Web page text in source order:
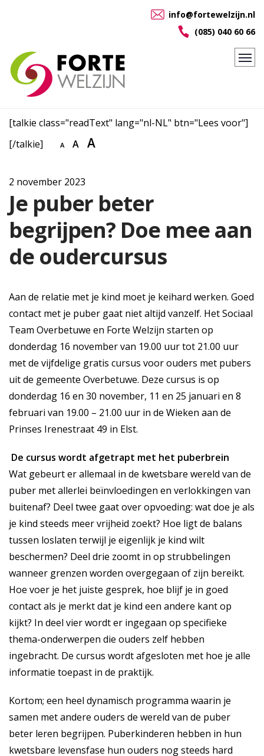
info@fortewelzijn.nl
(085) 040 60 66
[talkie class="readText" lang="nl-NL" btn="Lees voor"]
[/talkie]
A A A
2 november 2023
Je puber beter
begrijpen? Doe mee aan
de oudercursus
Aan de relatie met je kind moet je keihard werken. Goed
contact met je puber gaat niet altijd vanzelf. Het Sociaal
Team Overbetuwe en Forte Welzijn starten op
donderdag 16 november van 19.00 uur tot 21.00 uur
met de vijfdelige gratis cursus voor ouders met pubers
uit de gemeente Overbetuwe. Deze cursus is op
donderdag 16 en 30 november, 11 en 25 januari en 8
februari van 19.00 – 21.00 uur in de Wieken aan de
Prinses Irenestraat 49 in Elst.
De cursus wordt afgetrapt met het puberbrein
Wat gebeurt er allemaal in de kwetsbare wereld van de
puber met allerlei beïnvloedingen en verlokkingen van
buitenaf? Deel twee gaat over opvoeding: wat doe je als
je kind steeds meer vrijheid zoekt? Hoe ligt de balans
tussen loslaten terwijl je eigenlijk je kind wilt
beschermen? Deel drie zoomt in op strubbelingen
wanneer grenzen worden overgegaan of zijn bereikt.
Hoe voer je het juiste gesprek, hoe blijf je in goed
contact als je merkt dat je kind een andere kant op
kijkt? In deel vier wordt er ingegaan op specifieke
thema-onderwerpen die ouders zelf hebben
ingebracht. De cursus wordt afgesloten met hoe je alle
informatie toepast in de praktijk.
Kortom; een heel dynamisch programma waarin je
samen met andere ouders de wereld van de puber
beter leren begrijpen. Puberkinderen hebben in hun
kwetsbare levensfase hun ouders nog steeds hard